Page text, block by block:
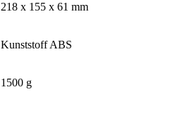
218 x 155 x 61 mm
Kunststoff ABS
1500 g